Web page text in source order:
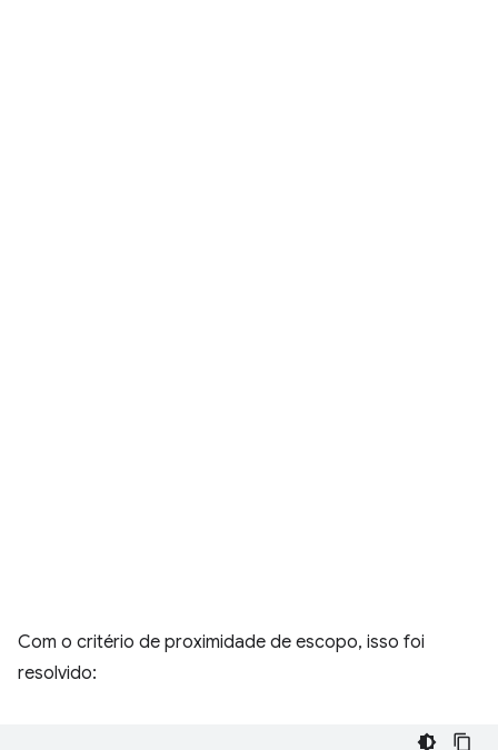
Com o critério de proximidade de escopo, isso foi
resolvido: